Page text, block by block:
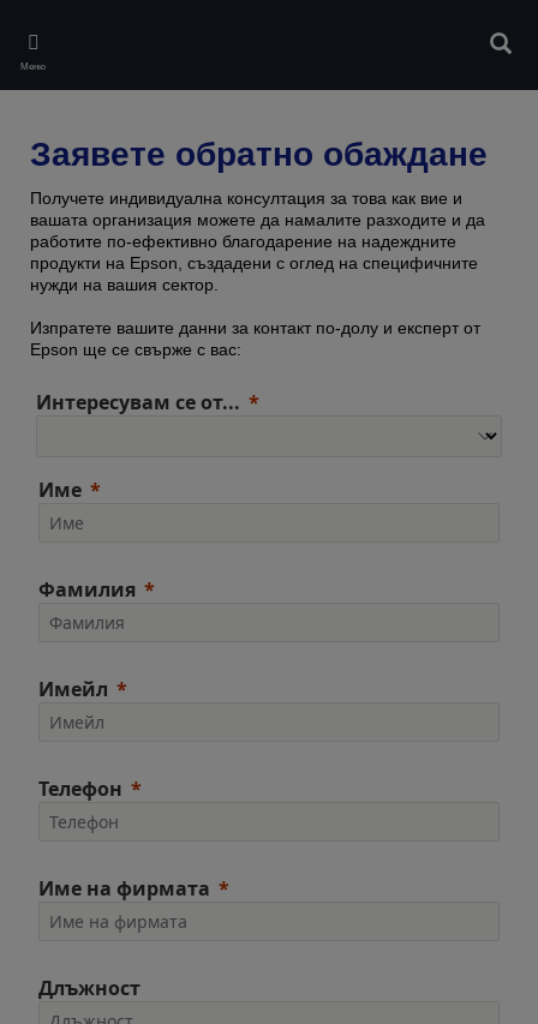
main
content
Меню
Заявете обратно обаждане
Получете индивидуална консултация за това как вие и
вашата организация можете да намалите разходите и да
работите по-ефективно благодарение на надеждните
продукти на Epson, създадени с оглед на специфичните
нужди на вашия сектор.
Изпратете вашите данни за контакт по-долу и експерт от
Epson ще се свърже с вас:
Интересувам се от...
Име
Фамилия
Имейл
Телефон
Име на фирмата
Длъжност